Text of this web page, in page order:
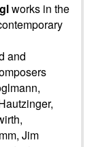
works in the
and
Jim